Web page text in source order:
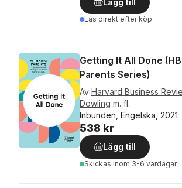
Lägg till
Läs direkt efter köp
Getting It All Done
Parents Series)
Av Harvard Business
Dowling m. fl.
Inbunden, Engelska, 2021
538 kr
Lägg till
Skickas inom 3-6 vardagar